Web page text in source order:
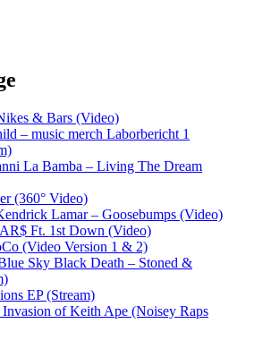
& Bars (Video)
– music merch Laborbericht 1
La Bamba – Living The Dream
(360° Video)
Lamar – Goosebumps (Video)
Ft. 1st Down (Video)
(Video Version 1 & 2)
Sky Black Death – Stoned &
EP (Stream)
of Keith Ape (Noisey Raps